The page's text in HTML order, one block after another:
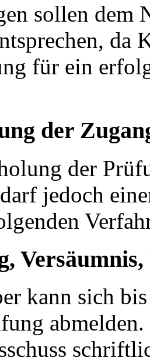
sollen dem
da
für ein
der
der
jedoch
kann sich